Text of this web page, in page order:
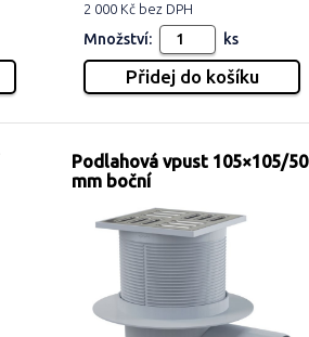
2 000 Kč bez DPH
Množství: ks
Podlahová vpust 105×105/50
mm boční